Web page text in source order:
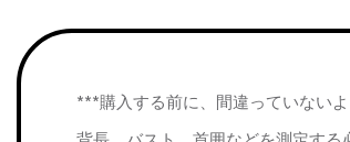
***購入する前に、間違っていない